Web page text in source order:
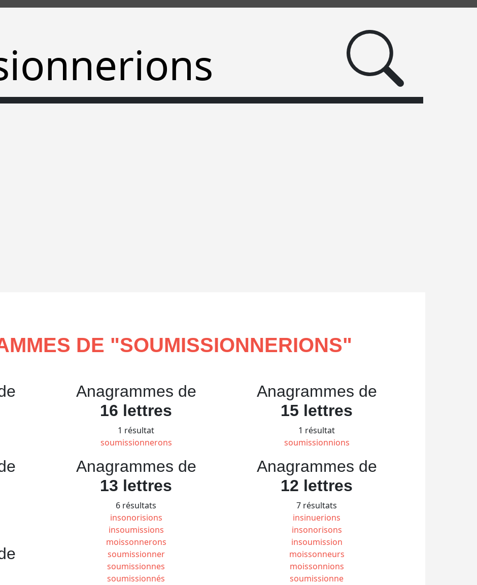
DE "SOUMISSIONNERIONS"
Anagrammes de
16 lettres
1 résultat
soumissionnerons
Anagrammes de
15 lettres
1 résultat
soumissionnions
Anagrammes de
13 lettres
6 résultats
insonorisions
insoumissions
moissonnerons
soumissionner
soumissionnes
soumissionnés
Anagrammes de
12 lettres
7 résultats
insinuerions
insonorisons
insoumission
moissonneurs
moissonnions
soumissionne